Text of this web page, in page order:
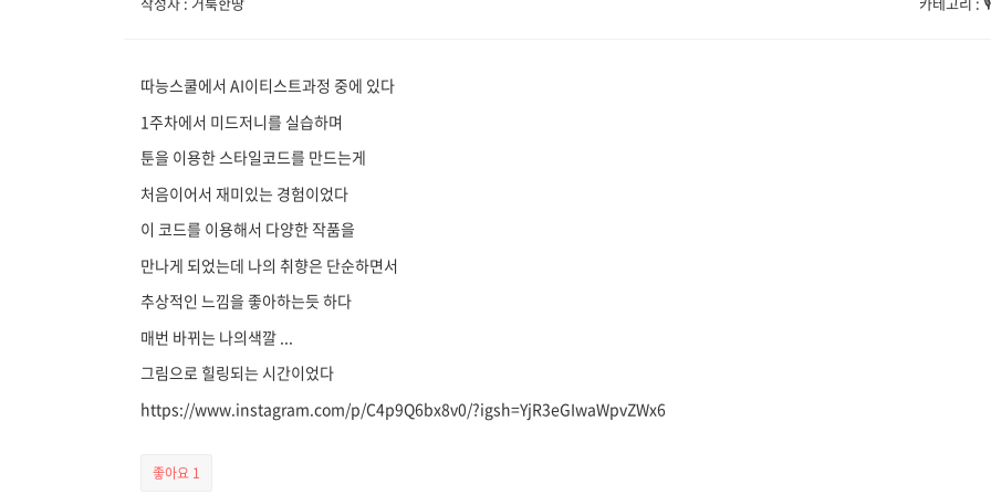
따능스쿨에서 AI이티스트과정 중에 있다
1주차에서 미드저니를 실습하며
툰을 이용한 스타일코드를 만드는게
처음이어서 재미있는 경험이었다
이 코드를 이용해서 다양한 작품을
만나게 되었는데 나의 취향은 단순하면서
추상적인 느낌을 좋아하는듯 하다
매번 바뀌는 나의색깔 ...
그림으로 힐링되는 시간이었다
https://www.instagram.com/p/C4p9Q6bx8v0/?igsh=YjR3eGIwaWpvZWx6
좋아요 1